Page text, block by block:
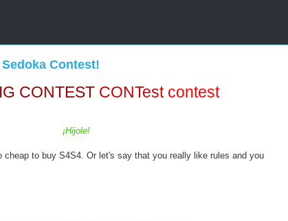
Contest!
CONTEST CONTest contest
¡Hijole!
cheap to buy S4S4. Or let's say that you really like rules and you